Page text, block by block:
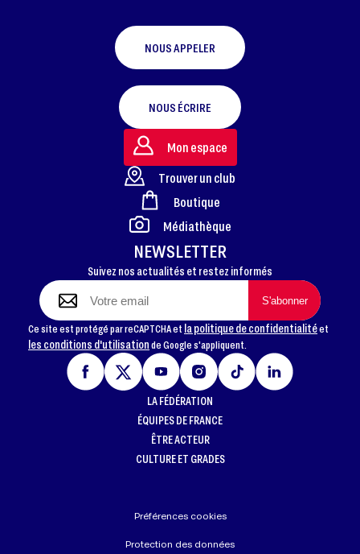
FOOTER
NOUS APPELER
NOUS ÉCRIRE
NEWSLETTER
Suivez nos actualités et restez informés
Ce site est protégé par reCAPTCHA et la politique de confidentialitéet
les conditions d'utilisationde Google s'appliquent.
Mon espace
Trouver un club
Boutique
Médiathèque
LA FÉDÉRATION
ÉQUIPES DE FRANCE
ÊTRE ACTEUR
CULTURE ET GRADES
Préférences cookies
Protection des données